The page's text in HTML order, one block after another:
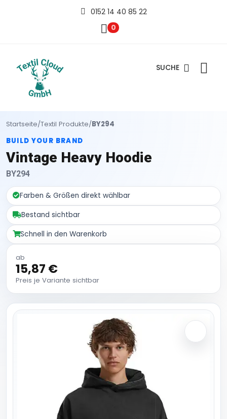
0152 14 40 85 22
0
SUCHE
Startseite/Textil Produkte/BY294
BUILD YOUR BRAND
Vintage Heavy Hoodie
BY294
Farben & Größen direkt wählbar
Bestand sichtbar
Schnell in den Warenkorb
ab
15,87 €
Preis je Variante sichtbar